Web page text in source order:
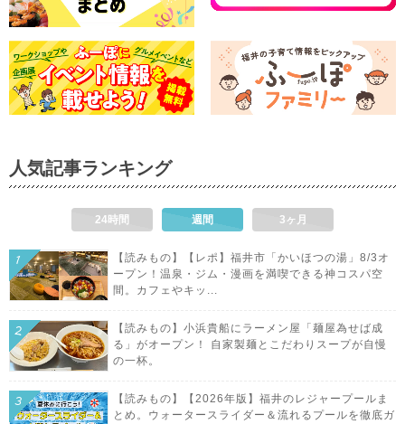
人気記事ランキング
24時間 週間 3ヶ月
【読みもの】【レポ】福井市「かいほつの湯」8/3オ
ープン！温泉・ジム・漫画を満喫できる神コスパ空
間。カフェやキッ...
【読みもの】小浜貴船にラーメン屋「麺屋為せば成
る」がオープン！ 自家製麺とこだわりスープが自慢
の一杯。
【読みもの】【2026年版】福井のレジャープールま
とめ。ウォータースライダー＆流れるプールを徹底ガ